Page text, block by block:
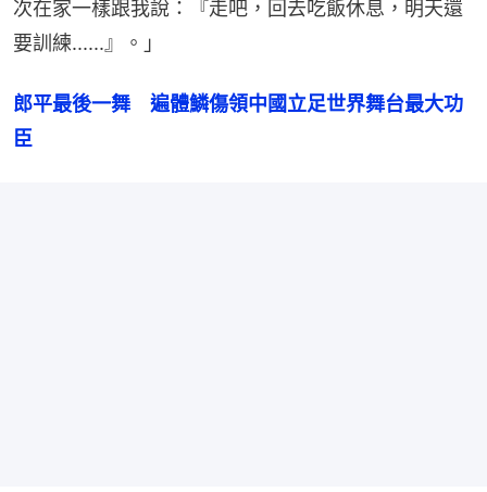
次在家一樣跟我說：『走吧，回去吃飯休息，明天還
要訓練......』。」
郎平最後一舞　遍體鱗傷領中國立足世界舞台最大功
臣